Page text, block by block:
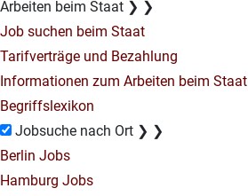
Arbeiten beim Staat ❯ ❯
Job suchen beim Staat
Tarifverträge und Bezahlung
Informationen zum Arbeiten beim Staat
Begriffslexikon
Jobsuche nach Ort ❯ ❯
Berlin Jobs
Hamburg Jobs